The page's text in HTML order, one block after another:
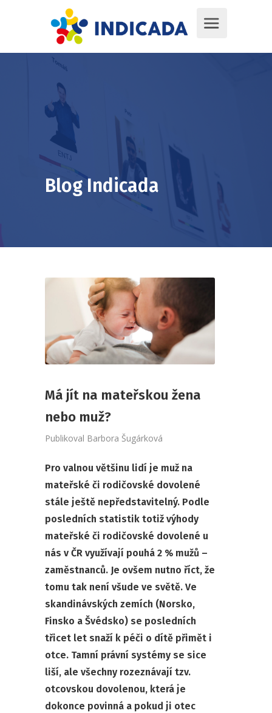
Blog Indicada
Má jít na mateřskou žena
nebo muž?
Publikoval Barbora Šugárková
Pro valnou většinu lidí je muž na
mateřské či rodičovské dovolené
stále ještě nepředstavitelný. Podle
posledních statistik totiž výhody
mateřské či rodičovské dovolené u
nás v ČR využívají pouhá 2 % mužů –
zaměstnanců. Je ovšem nutno říct, že
tomu tak není všude ve světě. Ve
skandinávských zemích (Norsko,
Finsko a Švédsko) se posledních
třicet let snaží k péči o dítě přimět i
otce. Tamní právní systémy se sice
liší, ale všechny rozeznávají tzv.
otcovskou dovolenou, která je
dokonce povinná a pokud ji otec